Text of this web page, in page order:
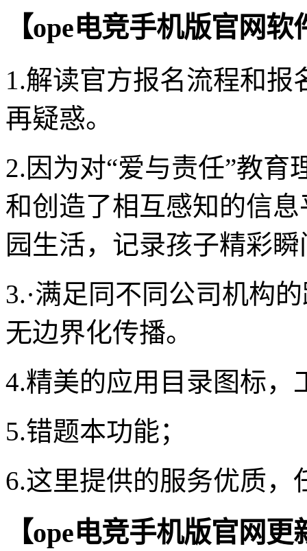
【ope电竞手机版官网软
1.解读官方报名流程和
再疑惑。
2.因为对“爱与责任”教
和创造了相互感知的信
园生活，记录孩子精彩
3.·满足同不同公司机构
无边界化传播。
4.精美的应用目录图标，
5.错题本功能；
6.这里提供的服务优质，
【ope电竞手机版官网